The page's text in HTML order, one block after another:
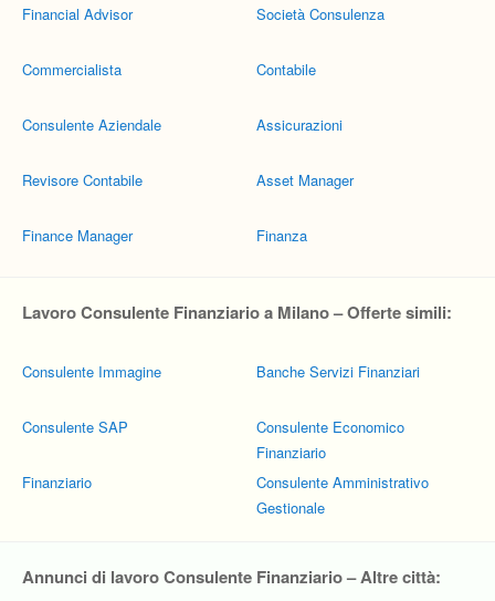
Financial Advisor
Commercialista
Consulente Aziendale
Revisore Contabile
Finance Manager
Società Consulenza
Contabile
Assicurazioni
Asset Manager
Finanza
Lavoro Consulente Finanziario a Milano – Offerte simili:
Consulente Immagine
Consulente SAP
Finanziario
Banche Servizi Finanziari
Consulente Economico
Finanziario
Consulente Amministrativo
Gestionale
Annunci di lavoro Consulente Finanziario – Altre città: